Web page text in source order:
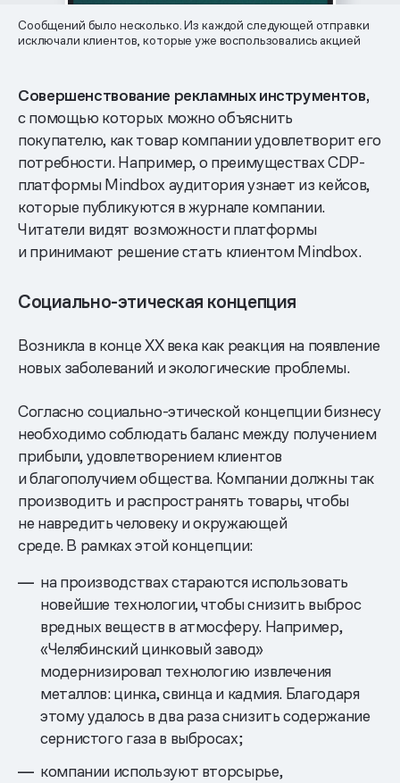
Сообщений было несколько. Из каждой следующей отправки
исключали клиентов, которые уже воспользовались акцией
Совершенствование рекламных инструментов,
с помощью которых можно объяснить
покупателю, как товар компании удовлетворит его
потребности. Например, о преимуществах CDP-
платформы Mindbox аудитория узнает из кейсов,
которые публикуются в журнале компании.
Читатели видят возможности платформы
и принимают решение стать клиентом Mindbox.
Социально-этическая концепция
Возникла в конце XX века как реакция на появление
новых заболеваний и экологические проблемы.
Согласно социально-этической концепции бизнесу
необходимо соблюдать баланс между получением
прибыли, удовлетворением клиентов
и благополучием общества. Компании должны так
производить и распространять товары, чтобы
не навредить человеку и окружающей
среде. В рамках этой концепции:
на производствах стараются использовать
новейшие технологии, чтобы снизить выброс
вредных веществ в атмосферу. Например,
«Челябинский цинковый завод»
модернизировал технологию извлечения
металлов: цинка, свинца и кадмия. Благодаря
этому удалось в два раза снизить содержание
сернистого газа в выбросах;
компании используют вторсырье,